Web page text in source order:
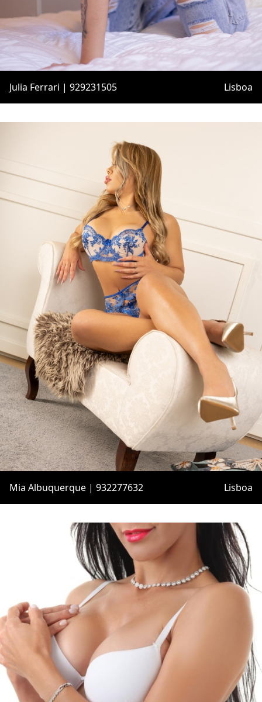
Julia Ferrari | 929231505 Lisboa
Mia Albuquerque | 932277632 Lisboa